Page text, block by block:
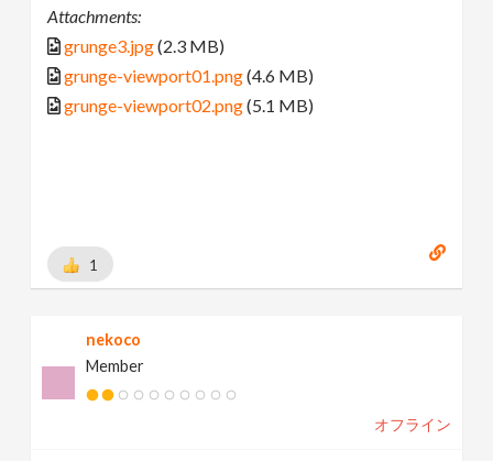
Attachments:
grunge3.jpg(2.3 MB)
grunge-viewport01.png(4.6 MB)
grunge-viewport02.png(5.1 MB)
1
nekoco
Member
オフライン